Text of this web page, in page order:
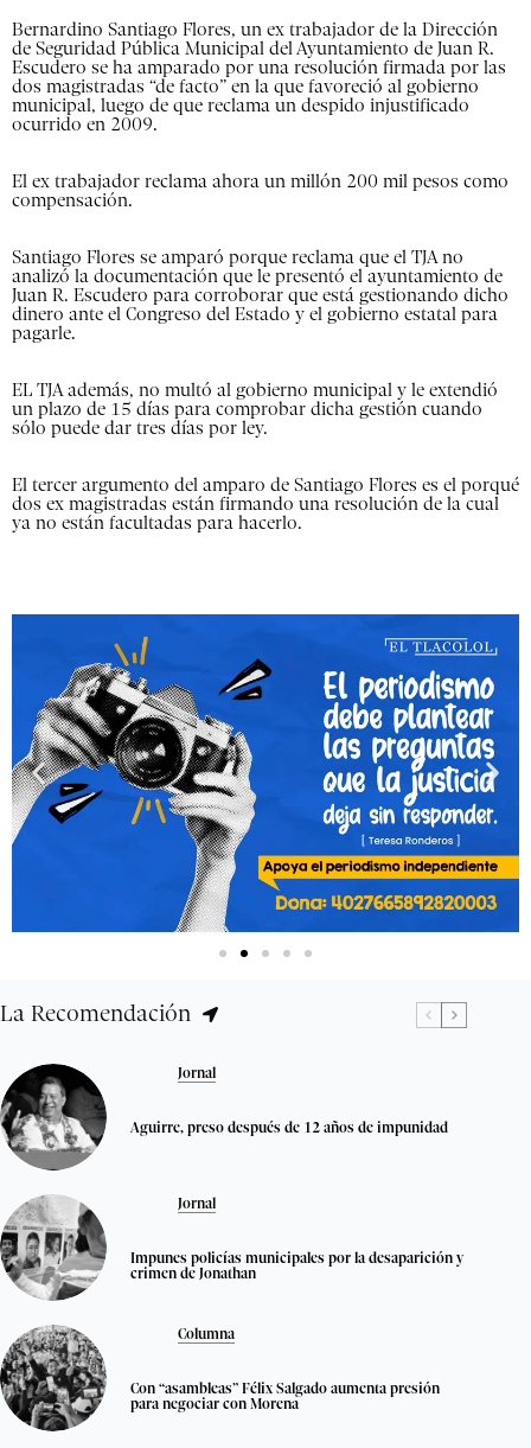
Bernardino Santiago Flores, un ex trabajador de la Dirección
de Seguridad Pública Municipal del Ayuntamiento de Juan R.
Escudero se ha amparado por una resolución firmada por las
dos magistradas “de facto” en la que favoreció al gobierno
municipal, luego de que reclama un despido injustificado
ocurrido en 2009.
El ex trabajador reclama ahora un millón 200 mil pesos como
compensación.
Santiago Flores se amparó porque reclama que el TJA no
analizó la documentación que le presentó el ayuntamiento de
Juan R. Escudero para corroborar que está gestionando dicho
dinero ante el Congreso del Estado y el gobierno estatal para
pagarle.
EL TJA además, no multó al gobierno municipal y le extendió
un plazo de 15 días para comprobar dicha gestión cuando
sólo puede dar tres días por ley.
El tercer argumento del amparo de Santiago Flores es el porqué
dos ex magistradas están firmando una resolución de la cual
ya no están facultadas para hacerlo.
La Recomendación
Jornal
Aguirre, preso después de 12 años de impunidad
Jornal
Impunes policías municipales por la desaparición y
crimen de Jonathan
Columna
Con “asambleas” Félix Salgado aumenta presión
para negociar con Morena